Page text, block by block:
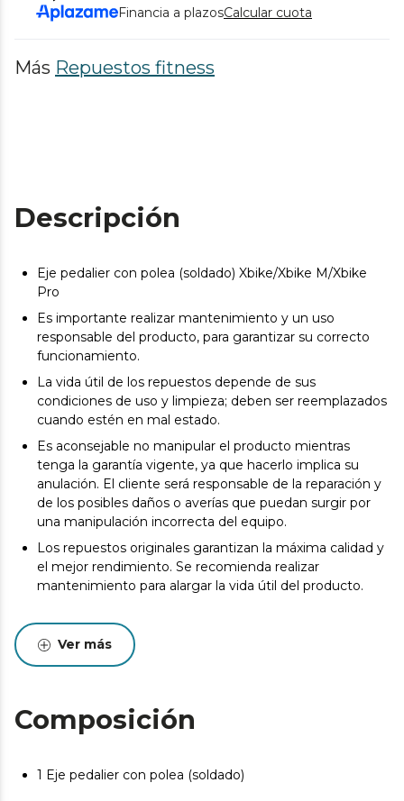
Financia a plazosCalcular cuota
Más Repuestos fitness
Descripción
Eje pedalier con polea (soldado) Xbike/Xbike M/Xbike
Pro
Es importante realizar mantenimiento y un uso
responsable del producto, para garantizar su correcto
funcionamiento.
La vida útil de los repuestos depende de sus
condiciones de uso y limpieza; deben ser reemplazados
cuando estén en mal estado.
Es aconsejable no manipular el producto mientras
tenga la garantía vigente, ya que hacerlo implica su
anulación. El cliente será responsable de la reparación y
de los posibles daños o averías que puedan surgir por
una manipulación incorrecta del equipo.
Los repuestos originales garantizan la máxima calidad y
el mejor rendimiento. Se recomienda realizar
mantenimiento para alargar la vida útil del producto.
Ver más
Composición
1 Eje pedalier con polea (soldado)